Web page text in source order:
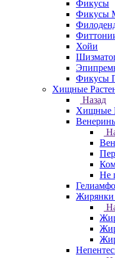
Фикусы
Фикусы
Хойи
Фикусы
Хищные
Назад
Хищные
Не
Жирянки